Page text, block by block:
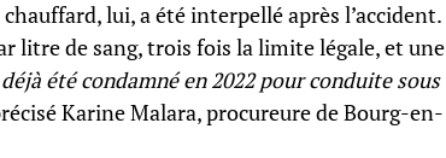
lui, a été interpellé après l’accident.
litre de sang, trois fois la limite légale, et une
été condamné en 2022 pour conduite sous
Karine Malara, procureure de Bourg-en-